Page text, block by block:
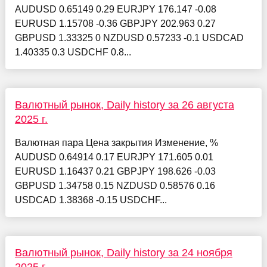
AUDUSD 0.65149 0.29 EURJPY 176.147 -0.08
EURUSD 1.15708 -0.36 GBPJPY 202.963 0.27
GBPUSD 1.33325 0 NZDUSD 0.57233 -0.1 USDCAD
1.40335 0.3 USDCHF 0.8...
Валютный рынок, Daily history за 26 августа
2025 г.
Валютная пара Цена закрытия Изменение, %
AUDUSD 0.64914 0.17 EURJPY 171.605 0.01
EURUSD 1.16437 0.21 GBPJPY 198.626 -0.03
GBPUSD 1.34758 0.15 NZDUSD 0.58576 0.16
USDCAD 1.38368 -0.15 USDCHF...
Валютный рынок, Daily history за 24 ноября